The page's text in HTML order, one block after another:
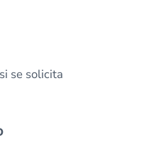
se solicita